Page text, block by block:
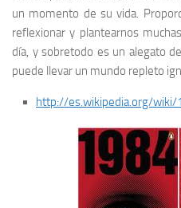
un momento de su vida.
reflexionar y plantearnos
día, y sobretodo es un alegato
puede llevar un mundo repleto
http://es.wikipedia.org/wiki/